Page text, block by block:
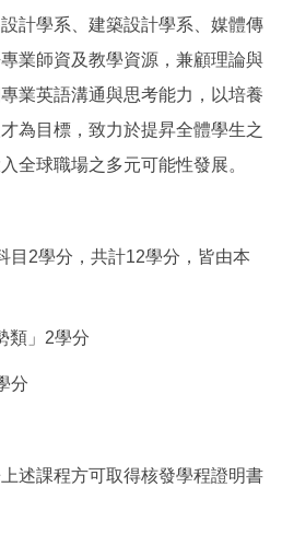
計學系、建築設計學系、媒體傳
業師資及教學資源，兼顧理論與
業英語溝通與思考能力，以培養
為目標，致力於提昇全體學生之
全球職場之多元可能性發展。
目2學分，共計12學分，皆由本
類」2學分
分
述課程方可取得核發學程證明書